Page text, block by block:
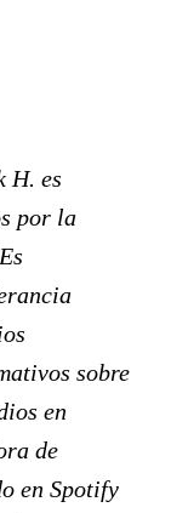
H. es
por la
sobre
en
de
en Spotify